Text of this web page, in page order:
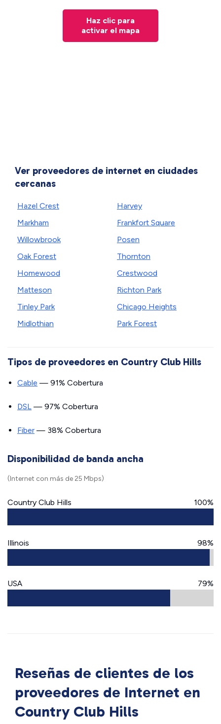
Haz clic para
activar el mapa
Ver proveedores de internet en ciudades
cercanas
Hazel Crest
Markham
Willowbrook
Oak Forest
Homewood
Matteson
Tinley Park
Midlothian
Harvey
Frankfort Square
Posen
Thornton
Crestwood
Richton Park
Chicago Heights
Park Forest
Tipos de proveedores en Country Club Hills
Cable — 91% Cobertura
DSL — 97% Cobertura
Fiber — 38% Cobertura
Disponibilidad de banda ancha
(Internet con más de 25 Mbps)
Country Club Hills 100%
Illinois 98%
USA 79%
Reseñas de clientes de los
proveedores de Internet en
Country Club Hills